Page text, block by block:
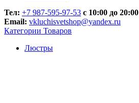
Тел: +7 987-595-97-53 с 10:00 до 20:00
Email: vkluchisvetshop@yandex.ru
Категории Товаров
Люстры